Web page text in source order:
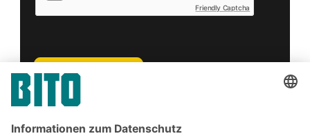
Friendly Captcha
Senden